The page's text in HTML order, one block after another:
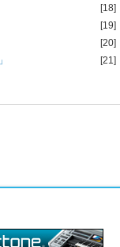
[18]
[19]
[20]
[21]